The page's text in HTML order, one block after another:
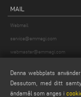
MAIL
Webmail
service@emmegi.com
webmaster@emmegi.com
HITTA OSS PÅ
Denna webbplats
Dessutom, med ditt
ändamål som anges i